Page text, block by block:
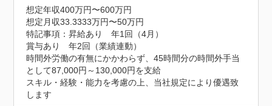
想定年収400万円〜600万円
想定月収33.3333万円〜50万円
特記事項：昇給あり　年1回（4月）
賞与あり　年2回（業績連動）
時間外労働の有無にかかわらず、45時間分の時間外手当
として87,000円～130,000円を支給
スキル・経験・能力を考慮の上、当社規定により優遇致
します